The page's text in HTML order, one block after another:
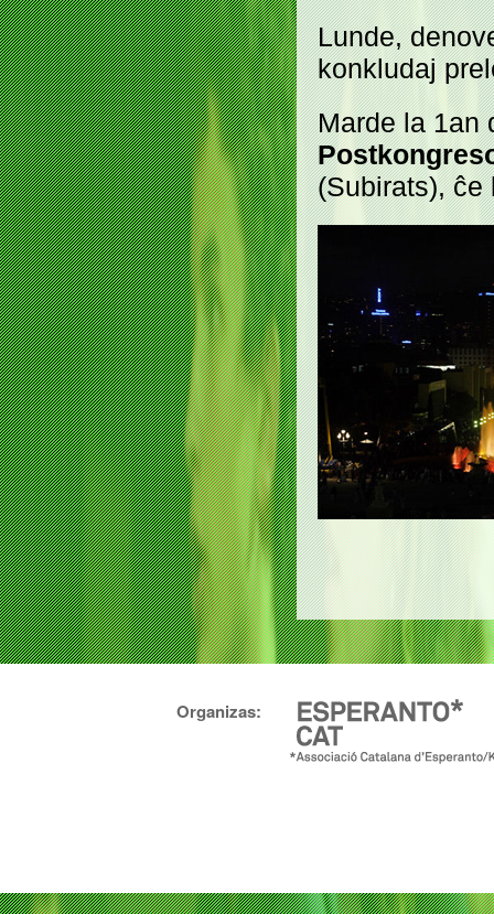
Lunde,
konkludaj
Marde la 1an
(Subirats), ĉe
Organizas: